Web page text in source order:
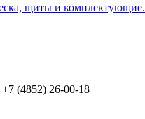
щиты и комплектующие.
(4852) 26-00-18